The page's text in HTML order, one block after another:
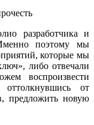
разработчика и
поэтому мы
которые мы
либо отвечали
воспроизвести
от
предложить новую